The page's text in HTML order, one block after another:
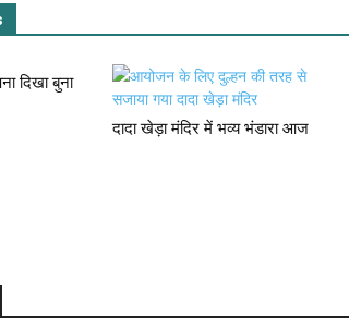
दिखा बुना
दादा खेड़ा मंदिर में भव्य भंडारा आज